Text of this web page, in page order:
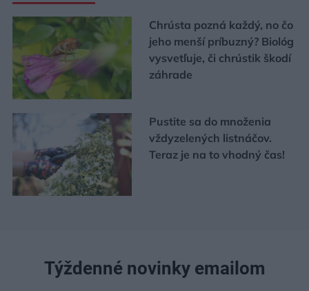
Chrústa pozná každý, no čo
jeho menší príbuzný? Biológ
vysvetľuje, či chrústik škodí
záhrade
Pustite sa do množenia
vždyzelených listnáčov.
Teraz je na to vhodný čas!
Týždenné novinky emailom